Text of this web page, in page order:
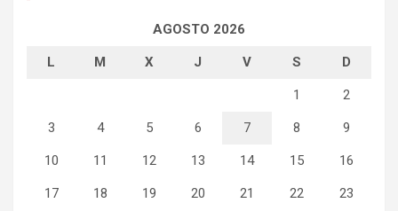
AGOSTO 2026
L M X J V S D
1 2
3 4 5 6 7 8 9
10 11 12 13 14 15 16
17 18 19 20 21 22 23